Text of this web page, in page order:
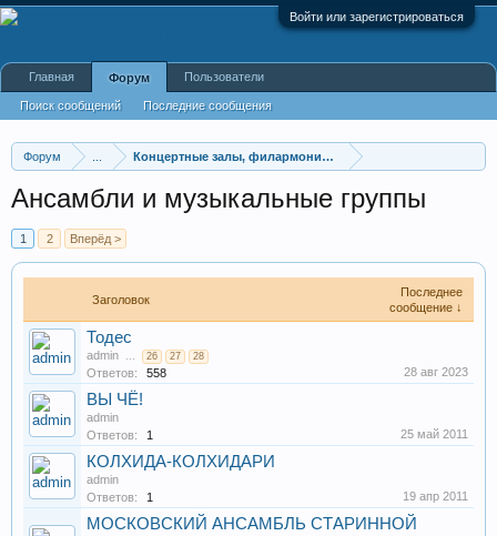
Войти или зарегистрироваться
Форум Концертные залы, филармонии, хоры, оркестры, капел
Ансамбли и музыкальные группы
1 2 Вперёд >
Заголовок
Последнее
сообщение ↓
Тодес
admin ... 26 27 28
Ответов: 558 28 авг 2023
ВЫ ЧЁ!
admin
Ответов:
1 25 май 2011
КОЛХИДА-КОЛХИДАРИ
admin
Ответов:
1 19 апр 2011
МОСКОВСКИЙ АНСАМБЛЬ СТАРИННОЙ
Главная Форум
Поиск сообщений Последние сообщения
Пользователи